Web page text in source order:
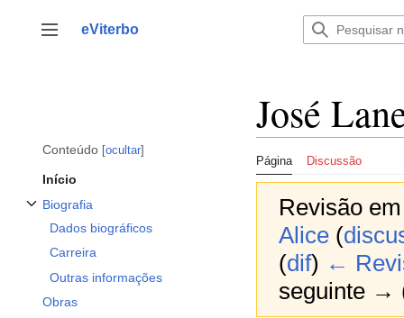
para
Alternar barra lateral
eViterbo
Conteúdo ocultar
Início
Biografia
Dados biográficos
Carreira
Outras informações
Obras
José
Página Discussão
Revisão
Alice (
(dif) ←
seguinte →